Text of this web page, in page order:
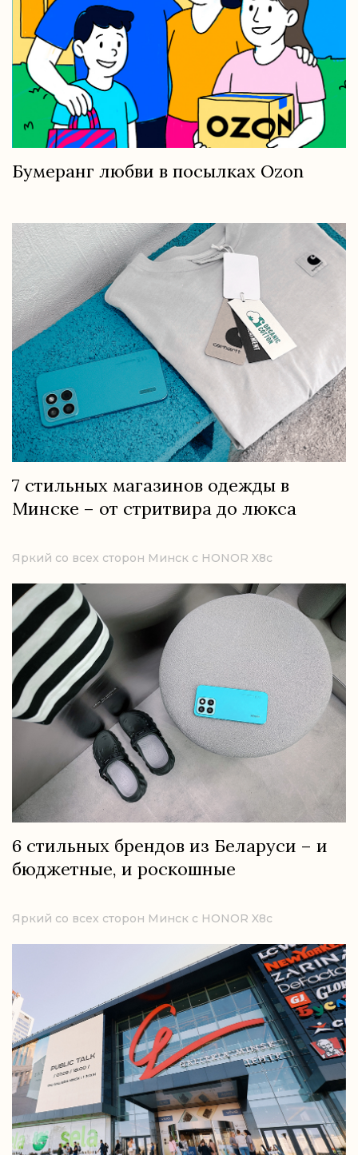
Бумеранг любви в посылках Ozon
7 стильных магазинов одежды в
Минске – от стритвира до люкса
Яркий со всех сторон Минск с HONOR X8c
6 стильных брендов из Беларуси – и
бюджетные, и роскошные
Яркий со всех сторон Минск с HONOR X8c